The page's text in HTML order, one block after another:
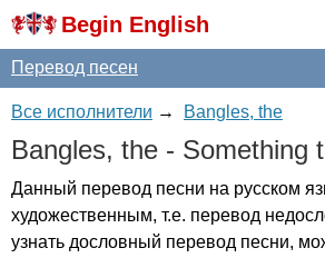
Begin English
Перевод песен
Все исполнители → Bangles, the
Bangles, the - Something
Данный перевод песни на русском
художественным, т.е. перевод
узнать дословный перевод песни,